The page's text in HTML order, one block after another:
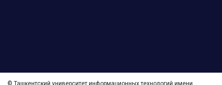
© Ташкентский университет информационных технологий имени